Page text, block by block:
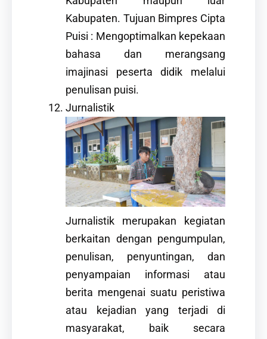
Kabupaten. Tujuan Bimpres Cipta
Puisi : Mengoptimalkan kepekaan
bahasa dan merangsang
imajinasi peserta didik melalui
penulisan puisi.
Jurnalistik
Jurnalistik merupakan kegiatan
berkaitan dengan pengumpulan,
penulisan, penyuntingan, dan
penyampaian informasi atau
berita mengenai suatu peristiwa
atau kejadian yang terjadi di
masyarakat, baik secara